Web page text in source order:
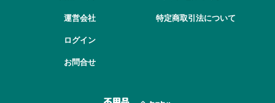
運営会社
ログイン
お問合せ
特定商取引法について